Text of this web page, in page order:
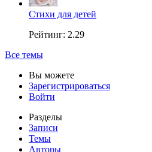
Стихи для детей
Рейтинг: 2.29
Все темы
Вы можете
Зарегистрироваться
Войти
Разделы
Записи
Темы
Авторы